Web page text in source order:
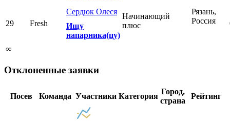
29 Fresh
Сердюк Олеся
Ищу
напарника(цу)
Начинающий
плюс
Рязань,
Россия
∞
Отклоненные заявки
Посев Команда Участники Категория
Город,
страна
Рейтинг